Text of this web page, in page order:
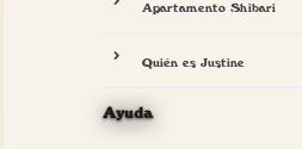
Apartamento Shibari
Quién es Justine
Ayuda